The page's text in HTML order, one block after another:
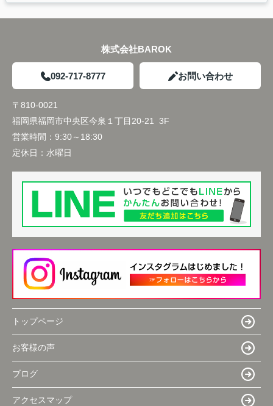
株式会社BAROK
092-717-8777 お問い合わせ
〒810-0021
福岡県福岡市中央区今泉１丁目20-21 3F
営業時間： 9:30～18:30
定休日： 水曜日
トップページ
お客様の声
ブログ
アクセスマップ